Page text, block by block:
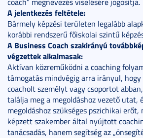
A jelentkezés feltétele:
Bármely képzési területen legalább
korábbi rendszerű főiskolai szintű
A Business Coach szakirányú
végzettek alkalmasak:
Aktívan közreműködni a coaching
támogatás mindvégig arra irányul, hogy
coacholt személyt vagy csoportot
találja meg a megoldáshoz vezető utat,
megoldáshoz szükséges pszichikai
képzett szakember által nyújtott
tanácsadás, hanem segítség az